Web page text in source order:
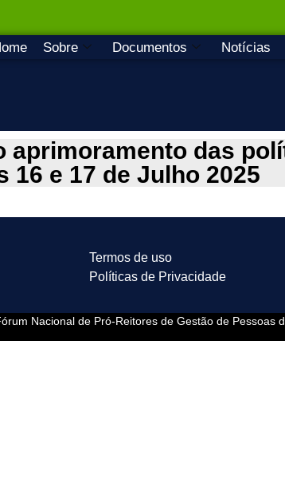
Sobre Documentos Notícias
aprimoramento das
e 17 de Julho 2025
Termos de uso
Políticas de Privacidade
Nacional de Pró-Reitores de Gestão de Pessoas